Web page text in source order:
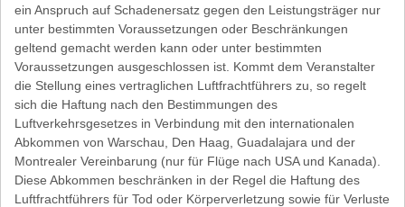
ein Anspruch auf Schadenersatz gegen den Leistungsträger nur
unter bestimmten Voraussetzungen oder Beschränkungen
geltend gemacht werden kann oder unter bestimmten
Voraussetzungen ausgeschlossen ist. Kommt dem Veranstalter
die Stellung eines vertraglichen Luftfrachtführers zu, so regelt
sich die Haftung nach den Bestimmungen des
Luftverkehrsgesetzes in Verbindung mit den internationalen
Abkommen von Warschau, Den Haag, Guadalajara und der
Montrealer Vereinbarung (nur für Flüge nach USA und Kanada).
Diese Abkommen beschränken in der Regel die Haftung des
Luftfrachtführers für Tod oder Körperverletzung sowie für Verluste